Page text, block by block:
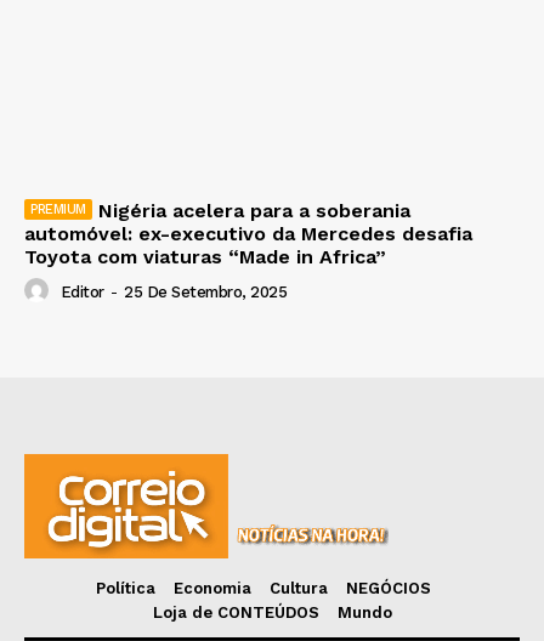
Nigéria acelera para a soberania
automóvel: ex-executivo da Mercedes desafia
Toyota com viaturas “Made in Africa”
Editor - 25 De Setembro, 2025
Política Economia Cultura
NEGÓCIOS
Loja de CONTEÚDOS
Mundo